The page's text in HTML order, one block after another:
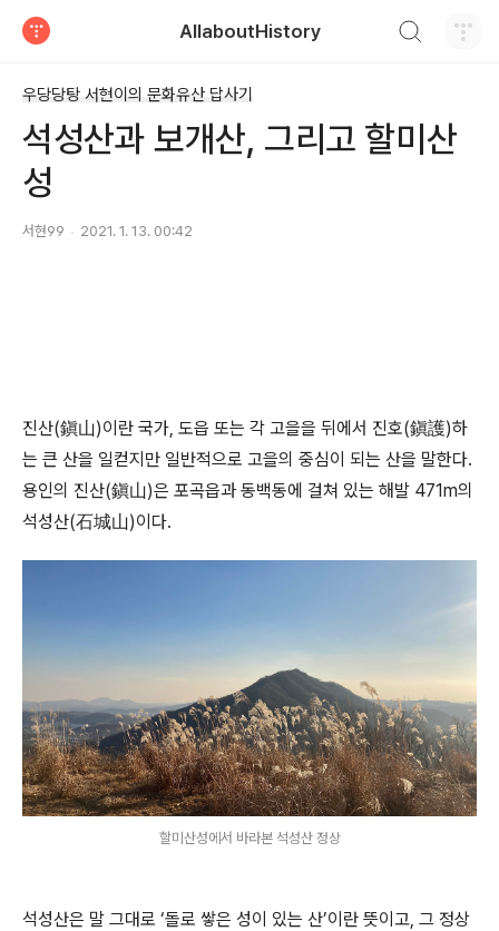
AllaboutHistory
우당당탕 서현이의 문화유산 답사기
석성산과 보개산, 그리고 할미산
성
서현99 2021. 1. 13. 00:42
진산(鎭山)이란 국가, 도읍 또는 각 고을을 뒤에서 진호(鎭護)하
는 큰 산을 일컫지만 일반적으로 고을의 중심이 되는 산을 말한다.
용인의 진산(鎭山)은 포곡읍과 동백동에 걸쳐 있는 해발 471m의
석성산(石城山)이다.
할미산성에서 바라본 석성산 정상
석성산은 말 그대로 ‘돌로 쌓은 성이 있는 산’이란 뜻이고, 그 정상